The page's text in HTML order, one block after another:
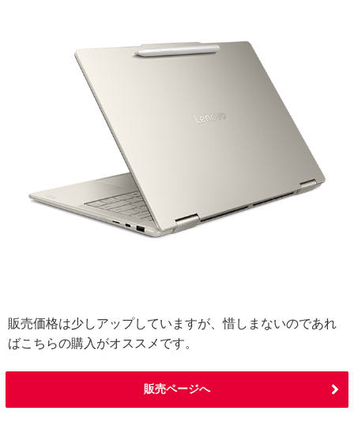
販売価格は少しアップしていますが、惜しまないのであれ
ばこちらの購入がオススメです。
販売ページへ